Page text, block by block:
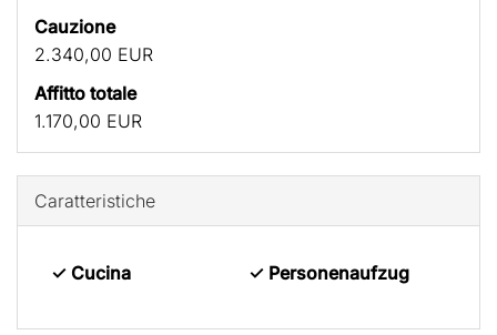
Cauzione
2.340,00 EUR
Affitto totale
1.170,00 EUR
Caratteristiche
✓ Cucina ✓ Personenaufzug